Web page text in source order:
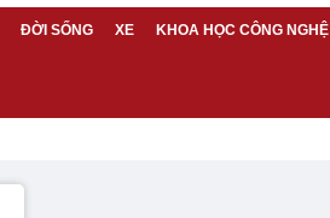
ĐỜI SỐNG XE KHOA HỌC CÔNG NGHỆ